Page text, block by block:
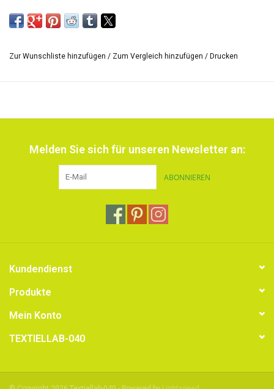
Zur Wunschliste hinzufügen / Zum Vergleich hinzufügen / Drucken
Melden Sie sich für unseren Newsletter an:
ABONNIEREN
Kundendienst
Produkte
Mein Konto
TEXTIELLAB-040